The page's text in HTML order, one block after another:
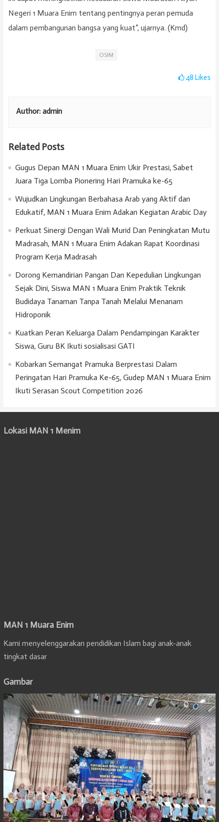
Negeri 1 Muara Enim tentang pentingnya peran pemuda
dalam pembangunan bangsa yang kuat”, ujarnya. (Kmd)
OSIM
48Likes
Author: admin
Related Posts
Gugus Depan MAN 1 Muara Enim Ukir Prestasi, Sabet
Juara Tiga Lomba Pionering Hari Pramuka ke-65
Wujudkan Lingkungan Berbahasa Arab yang Aktif dan
Edukatif, MAN 1 Muara Enim Adakan Kegiatan Arabic Day
Perkuat Sinergi Dengan Wali Murid Dan Peningkatan Mutu
Madrasah, MAN 1 Muara Enim Adakan Rapat Koordinasi
Program Kerja Madrasah
Dorong Kemandirian Pangan Dan Kepedulian Lingkungan
Sejak Dini, Siswa MAN 1 Muara Enim Praktik Teknik
Budidaya Tanaman Tanpa Tanah Melalui Menanam
Hidroponik
Kuatkan Peran Keluarga Dalam Pendampingan Karakter
Siswa, Guru BK Ikuti sosialisasi GATI
Kobarkan Semangat Pramuka Berprestasi Dalam
Peringatan Hari Pramuka Ke-65, Gudep MAN 1 Muara Enim
Ikuti Serasan Scout Competition 2026
Lokasi MAN 1 Menim
MAN 1 Muara Enim
Kami menyelenggarakan pendidikan Islam bagi anak-anak
tingkat dasar
Gambar